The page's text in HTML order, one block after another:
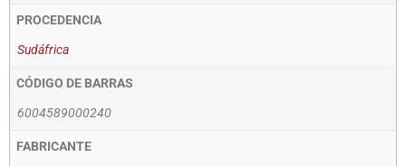
PROCEDENCIA
Sudáfrica
CÓDIGO DE BARRAS
6004589000240
FABRICANTE